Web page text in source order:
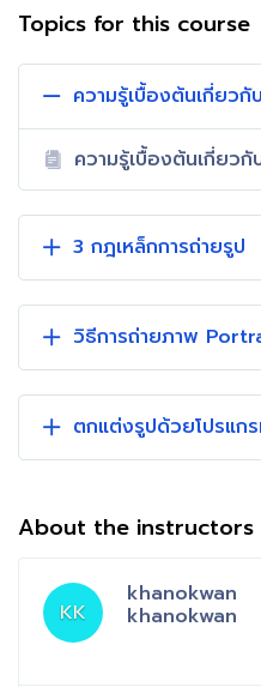
Topics for this course
ความรู้เบื้องต้นเกี่ยวกั
ความรู้เบื้องต้นเกี่ยว
3 กฎเหล็กการถ่ายรูป
วิธีการถ่ายภาพ
ตกแต่งรูปด้วยโปรแก
About the instructors
KK
khanokwan
khanokwan